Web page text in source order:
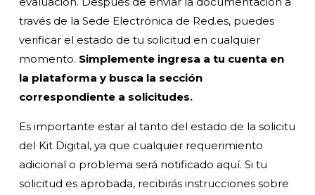
través de la Sede Electrónica de Red.es, puedes
verificar el estado de tu solicitud en cualquier
momento. Simplemente ingresa a tu cuenta en
la plataforma y busca la sección
correspondiente a solicitudes.
Es importante estar al tanto del estado de la solicitu
del Kit Digital, ya que cualquier requerimiento
adicional o problema será notificado aquí. Si tu
solicitud es aprobada, recibirás instrucciones sobre